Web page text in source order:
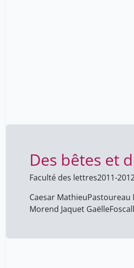
Des bêtes et
Faculté des lettres2011-
Caesar MathieuPastoureau
Morend Jaquet Gaëlle